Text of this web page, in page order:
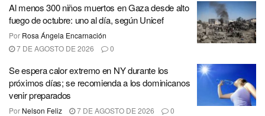
Al menos 300 niños muertos en Gaza desde alto
fuego de octubre: uno al día, según Unicef
Por Rosa Ángela Encarnación
7 DE AGOSTO DE 2026
0
Se espera calor extremo en NY durante los
próximos días; se recomienda a los dominicanos
venir preparados
Por Nelson Feliz 7 DE AGOSTO DE 2026 0